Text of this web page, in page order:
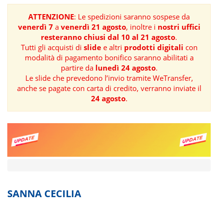
BOOK
RIVISTE
MANUALISTICA
SOFTWARE
AREE
TEMATICHE
ATTENZIONE: Le spedizioni saranno sospese da
venerdì 7a venerdì 21 agosto, inoltre i nostri uffici
resteranno chiusi dal 10 al 21 agosto.
Tutti gli acquisti di slidee altri prodotti digitali con
modalità di pagamento bonifico saranno abilitati a
partire da lunedì 24 agosto.
Le slide che prevedono l’invio tramite WeTransfer,
anche se pagate con carta di credito, verranno inviate il
24 agosto.
SANNA CECILIA